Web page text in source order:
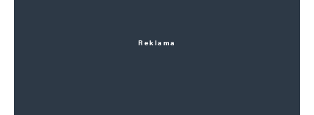
Reklama